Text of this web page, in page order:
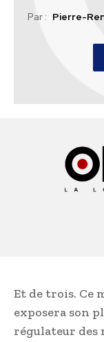
Par : Pierre-
Et de trois. Ce
exposera son
régulateur des